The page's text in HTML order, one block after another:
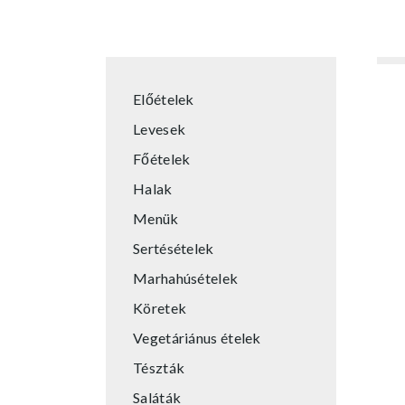
Előételek
Levesek
Főételek
Halak
Menük
Sertésételek
Marhahúsételek
Köretek
Vegetáriánus ételek
Tészták
Saláták